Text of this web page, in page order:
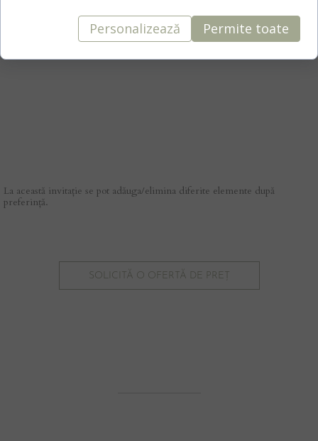
SOLICITĂ O OFERTĂ DE PREȚ
La această invitație se pot adăuga/elimina diferite elemente după
preferință.
Personalizează Permite toate